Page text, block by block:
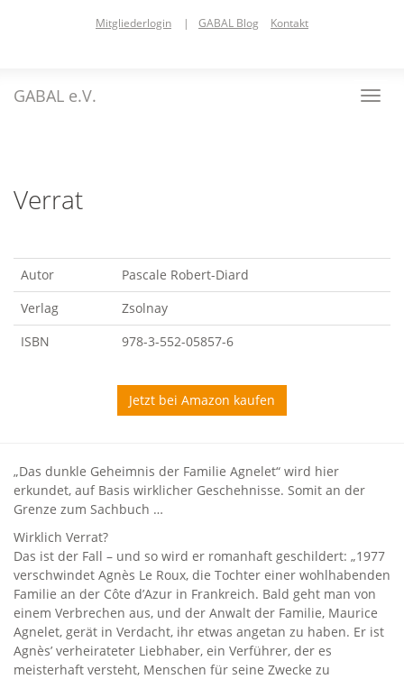
Mitgliederlogin | GABAL Blog Kontakt
GABAL e.V.
Verrat
Autor
Pascale Robert-Diard
Verlag
Zsolnay
ISBN
978-3-552-05857-6
Jetzt bei Amazon kaufen
„Das dunkle Geheimnis der Familie Agnelet“ wird hier
erkundet, auf Basis wirklicher Geschehnisse. Somit an der
Grenze zum Sachbuch …
Wirklich Verrat?
Das ist der Fall – und so wird er romanhaft geschildert: „1977
verschwindet Agnès Le Roux, die Tochter einer wohlhabenden
Familie an der Côte d’Azur in Frankreich. Bald geht man von
einem Verbrechen aus, und der Anwalt der Familie, Maurice
Agnelet, gerät in Verdacht, ihr etwas angetan zu haben. Er ist
Agnès’ verheirateter Liebhaber, ein Verführer, der es
meisterhaft versteht, Menschen für seine Zwecke zu